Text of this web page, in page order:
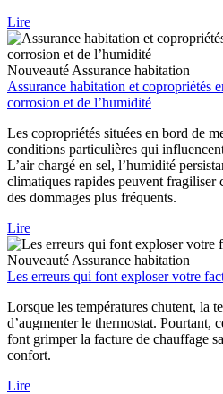
Lire
Nouveauté Assurance habitation
Assurance habitation et copropriétés
corrosion et de l’humidité
Les copropriétés situées en bord de
conditions particulières qui
L’air chargé en sel, l’humidité
climatiques rapides peuvent fragiliser
des dommages plus fréquents.
Lire
Nouveauté Assurance habitation
Les erreurs qui font exploser votre
Lorsque les températures chutent, la
d’augmenter le thermostat. Pourtant,
font grimper la facture de chauffage
confort.
Lire